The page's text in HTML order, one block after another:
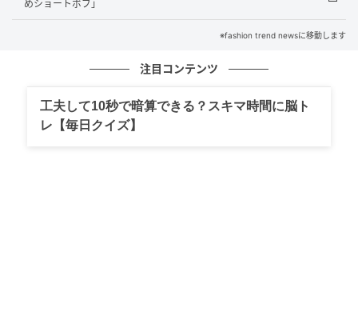
めショートボブ」
※fashion trend newsに移動します
注目コンテンツ
工夫して10秒で暗算できる？スキマ時間に脳ト
レ【毎日クイズ】